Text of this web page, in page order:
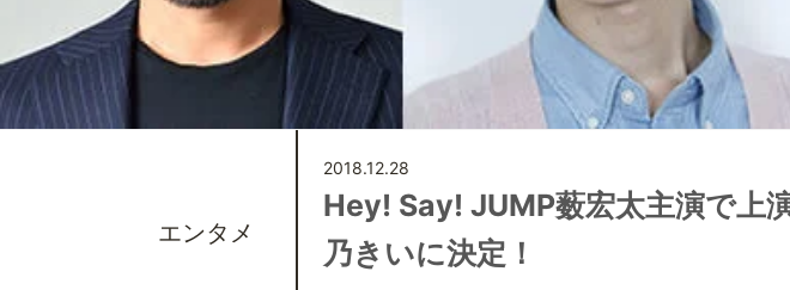
エンタメ
2018.12.28
Hey! Say! JUMP薮宏太主演で上
乃きいに決定！